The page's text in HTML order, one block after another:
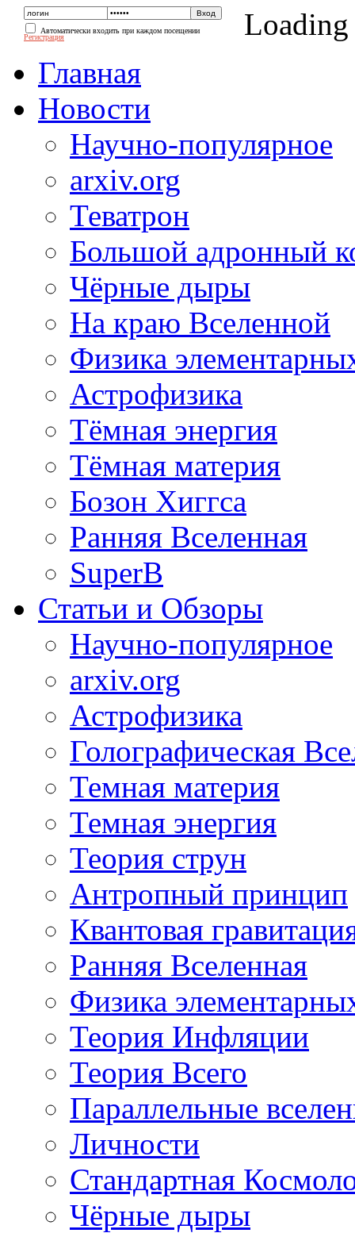
Автоматически входить при каждом посещении
Регистрация
Loading
Главная
Новости
Научно-популярное
arxiv.org
Теватрон
Большой адронный
Чёрные дыры
На краю Вселенной
Физика
Астрофизика
Тёмная энергия
Тёмная материя
Бозон Хиггса
Ранняя Вселенная
SuperB
Статьи и Обзоры
Научно-популярное
arxiv.org
Астрофизика
Голографическая
Темная материя
Темная энергия
Теория струн
Антропный принцип
Квантовая
Ранняя Вселенная
Физика
Теория Инфляции
Теория Всего
Параллельные
Личности
Стандартная
Чёрные дыры